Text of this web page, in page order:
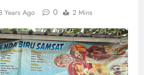
Years Ago 0 2 Mins